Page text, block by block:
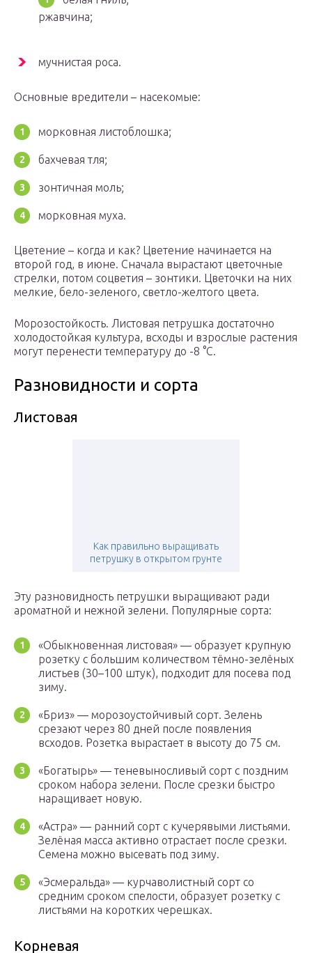
ржавчина;
мучнистая роса.
Основные вредители – насекомые:
морковная листоблошка;
бахчевая тля;
зонтичная моль;
морковная муха.
Цветение – когда и как? Цветение начинается на
второй год, в июне. Сначала вырастают цветочные
стрелки, потом соцветия – зонтики. Цветочки на них
мелкие, бело-зеленого, светло-желтого цвета.
Морозостойкость. Листовая петрушка достаточно
холодостойкая культура, всходы и взрослые растения
могут перенести температуру до -8 °С.
Разновидности и сорта
Листовая
Как правильно выращивать
петрушку в открытом грунте
Эту разновидность петрушки выращивают ради
ароматной и нежной зелени. Популярные сорта:
«Обыкновенная листовая» — образует крупную
розетку с большим количеством тёмно-зелёных
листьев (30–100 штук), подходит для посева под
зиму.
«Бриз» — морозоустойчивый сорт. Зелень
срезают через 80 дней после появления
всходов. Розетка вырастает в высоту до 75 см.
«Богатырь» — теневыносливый сорт с поздним
сроком набора зелени. После срезки быстро
наращивает новую.
«Астра» — ранний сорт с кучерявыми листьями.
Зелёная масса активно отрастает после срезки.
Семена можно высевать под зиму.
«Эсмеральда» — курчаволистный сорт со
средним сроком спелости, образует розетку с
листьями на коротких черешках.
Корневая